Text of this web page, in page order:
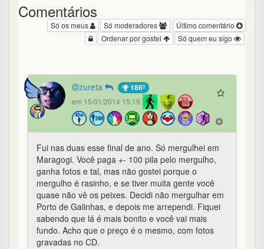
Comentários
Último comentário
Só moderadores
Só os meus
Só quem eu sigo
Ordenar por gostei
zureta 186º
em 15/01/2014 15:19
Fui nas duas esse final de ano. Só mergulhei em
Maragogi. Você paga +- 100 pila pelo mergulho,
ganha fotos e tal, mas não gostei porque o
mergulho é rasinho, e se tiver muita gente você
quase não vê os peixes. Decidi não mergulhar em
Porto de Galinhas, e depois me arrependi. Fiquei
sabendo que lá é mais bonito e você vai mais
fundo. Acho que o preço é o mesmo, com fotos
gravadas no CD.